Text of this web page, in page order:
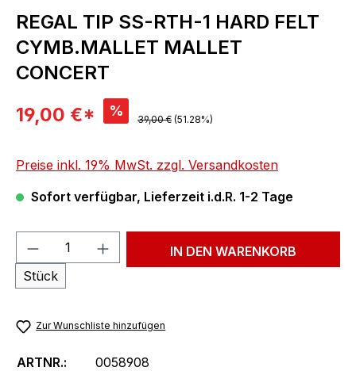
REGAL TIP SS-RTH-1 HARD FELT
CYMB.MALLET MALLET
CONCERT
Verkaufspreis:
19,00 €* % Regulärer Preis:
39,00 € (51.28%)
Preise inkl. 19% MwSt. zzgl. Versandkosten
Sofort verfügbar, Lieferzeit i.d.R. 1-2 Tage
Produkt Anzahl: Gib den
Stück
IN DEN WARENKORB
Zur Wunschliste hinzufügen
ARTNR.:
0058908